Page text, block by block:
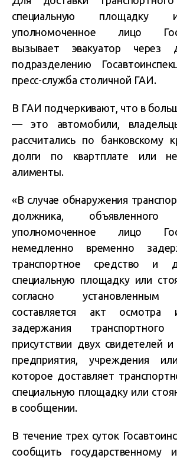
специальную площадку
уполномоченное лицо
вызывает эвакуатор через
подразделению
пресс-служба столичной ГАИ.
В ГАИ подчеркивают, что в
— это автомобили,
рассчитались по банковскому
долги по квартплате или
алименты.
«В случае обнаружения
должника,
уполномоченное лицо
немедленно временно
транспортное средство и
специальную площадку или
согласно установленным
составляется акт осмотра
задержания
присутствии двух свидетелей и
предприятия, учреждения
которое доставляет
специальную площадку или
в сообщении.
В течение трех суток
сообщить государственному